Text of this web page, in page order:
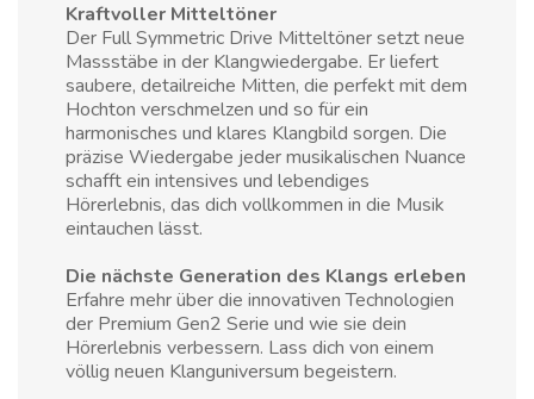
Kraftvoller Mitteltöner
Der Full Symmetric Drive Mitteltöner setzt neue
Massstäbe in der Klangwiedergabe. Er liefert
saubere, detailreiche Mitten, die perfekt mit dem
Hochton verschmelzen und so für ein
harmonisches und klares Klangbild sorgen. Die
präzise Wiedergabe jeder musikalischen Nuance
schafft ein intensives und lebendiges
Hörerlebnis, das dich vollkommen in die Musik
eintauchen lässt.
Die nächste Generation des Klangs erleben
Erfahre mehr über die innovativen Technologien
der Premium Gen2 Serie und wie sie dein
Hörerlebnis verbessern. Lass dich von einem
völlig neuen Klanguniversum begeistern.